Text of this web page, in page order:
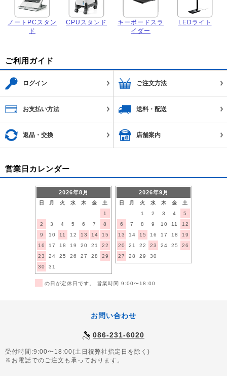
ノートPCスタン
ド
CPUスタンド
キーボードスラ
イダー
LEDライト
ご利用ガイド
ログイン ご注文方法
お支払い方法 送料・配送
返品・交換 店舗案内
営業日カレンダー
2026年8月
日 月 火 水 木 金
土
1
2
3 4 5 6 7
8
9
10 11 12 13 14
15
16
17 18 19 20 21
22
23
24 25 26 27 28
29
30
31
2026年9月
日 月 火 水 木 金
土
1
2 3 4
5
6
7 8 9 10 11
12
13
14 15 16 17 18
19
20
21 22 23 24 25
26
27
28 29 30
の日が定休日です。 営業時間 9:00〜18:00
お問い合わせ
086-231-6020
受付時間:9:00〜18:00(土日祝弊社指定日を除く)
※お電話でのご注文も承っております。